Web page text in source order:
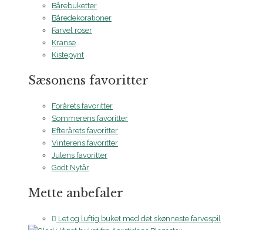
Bårebuketter
Båredekorationer
Farvel roser
Kranse
Kistepynt
Sæsonens favoritter
Forårets favoritter
Sommerens favoritter
Efterårets favoritter
Vinterens favoritter
Julens favoritter
Godt Nytår
Mette anbefaler
Let og luftig buket med det skønneste farvespil